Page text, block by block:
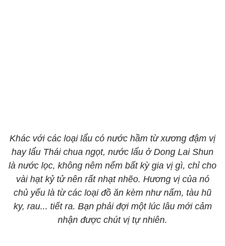
Khác với các loại lẩu có nước hầm từ xương đậm vị
hay lẩu Thái chua ngọt, nước lẩu ở Dong Lai Shun
là nước lọc, không nêm nếm bất kỳ gia vị gì, chỉ cho
vài hạt kỷ tử nên rất nhạt nhẽo. Hương vị của nó
chủ yếu là từ các loại đồ ăn kèm như nấm, tàu hũ
ky, rau... tiết ra. Bạn phải đợi một lúc lâu mới cảm
nhận được chút vị tự nhiên.